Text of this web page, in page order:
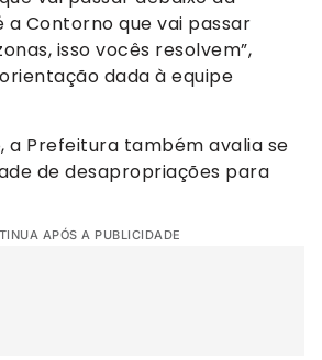
a Contorno que vai passar
isso vocês resolvem”,
dada à equipe
a Prefeitura também avalia se
de desapropriações para
APÓS A PUBLICIDADE